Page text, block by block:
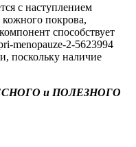
с наступлением
кожного покрова,
способствует
поскольку наличие
и ПОЛЕЗНОГО